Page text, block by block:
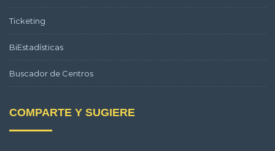
Ticketing
BiEstadísticas
Buscador de Centros
COMPARTE Y SUGIERE